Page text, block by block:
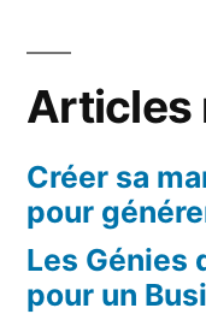
Articles
Créer sa
pour
Les Génies
pour un